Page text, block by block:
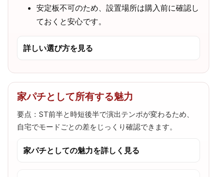
安定板不可のため、設置場所は購入前に確認し
ておくと安心です。
詳しい選び方を見る
家パチとして所有する魅力
要点：ST前半と時短後半で演出テンポが変わるため、
自宅でモードごとの差をじっくり確認できます。
家パチとしての魅力を詳しく見る